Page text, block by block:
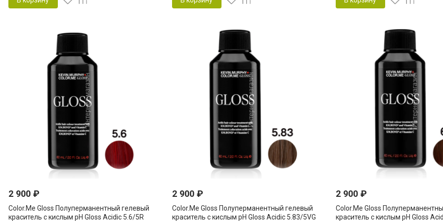
2 900 ₽
Color.Me Gloss Полуперманентный гелевый
краситель c кислым pH Gloss Acidic 5.6/5R
2 900 ₽
Color.Me Gloss Полуперманентный гелевый
краситель c кислым pH Gloss Acidic 5.83/5VG
2 900 ₽
Color.Me Gloss
краситель c кислым pH Gloss